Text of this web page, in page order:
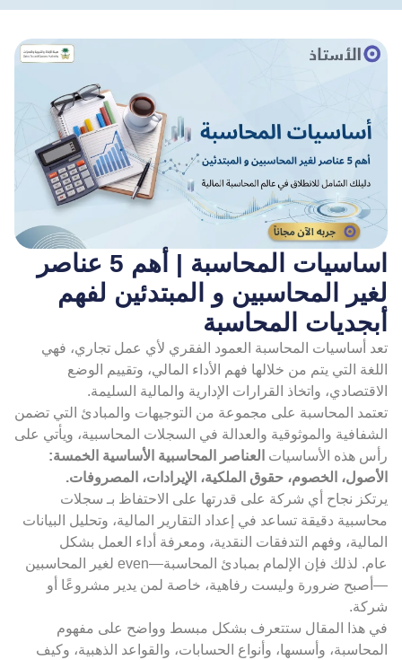
اساسيات المحاسبة | أهم 5 عناصر
المحاسبين و المبتدئين لفهم
المحاسبة
أساسيات المحاسبة العمود الفقري لأي عمل تجاري، فهي
التي يتم من خلالها فهم الأداء المالي، وتقييم الوضع
واتخاذ القرارات الإدارية والمالية السليمة.
المحاسبة على مجموعة من التوجيهات والمبادئ التي تضمن
والموثوقية والعدالة في السجلات المحاسبية، ويأتي على
هذه الأساسياتالعناصر المحاسبية الأساسية الخمسة:
الخصوم، حقوق الملكية، الإيرادات، المصروفات.
نجاح أي شركة على قدرتها على الاحتفاظ بـ سجلات
دقيقة تساعد في إعداد التقارير المالية، وتحليل البيانات
وفهم التدفقات النقدية، ومعرفة أداء العمل بشكل
عام. لذلك فإن الإلمام بمبادئ المحاسبة—even لغير المحاسبين
ضرورة وليست رفاهية، خاصة لمن يدير مشروعًا أو
هذا المقال ستتعرف بشكل مبسط وواضح على مفهوم
وأسسها، وأنواع الحسابات، والقواعد الذهبية، وكيف